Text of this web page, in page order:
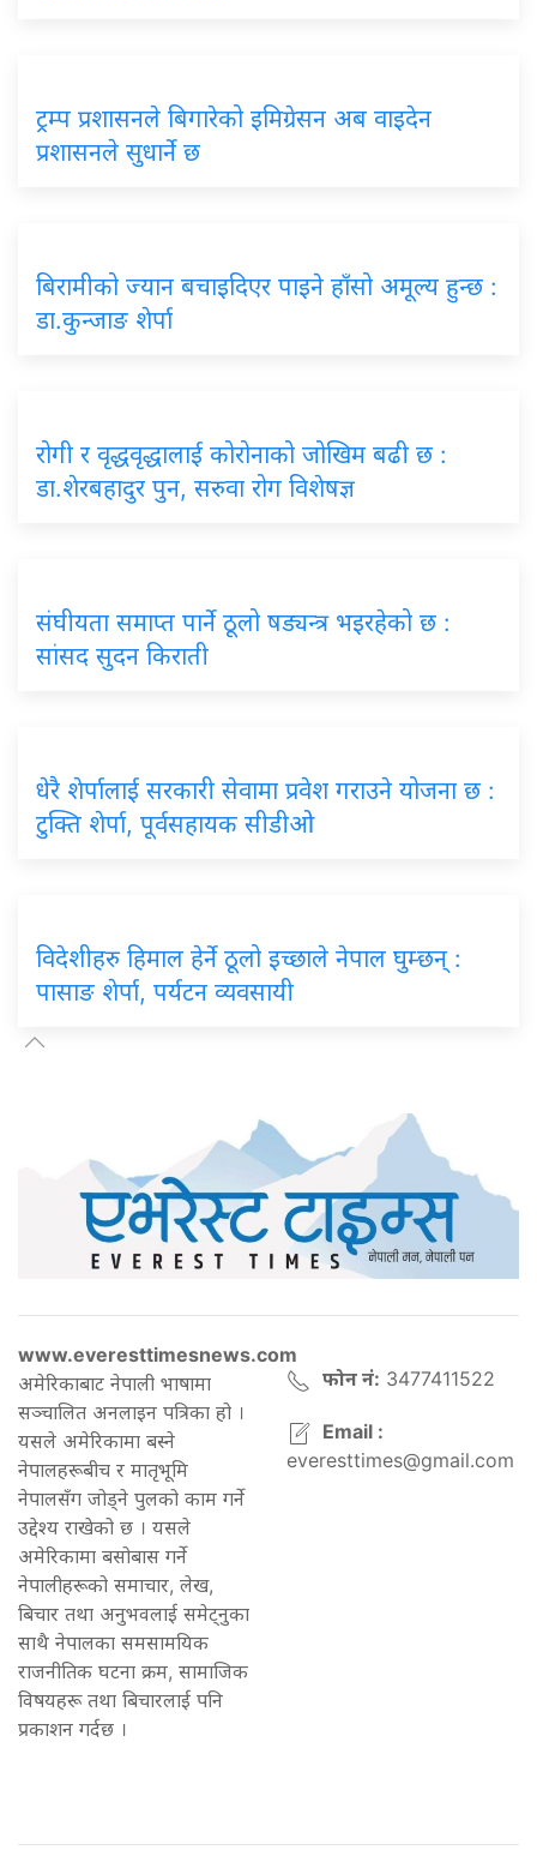
ट्रम्प प्रशासनले बिगारेको इमिग्रेसन अब वाइदेन
प्रशासनले सुधार्ने छ
बिरामीको ज्यान बचाइदिएर पाइने हाँसो अमूल्य हुन्छ :
डा.कुन्जाङ शेर्पा
रोगी र वृद्धवृद्धालाई कोरोनाको जोखिम बढी छ :
डा.शेरबहादुर पुन, सरुवा रोग विशेषज्ञ
संघीयता समाप्त पार्ने ठूलो षड्यन्त्र भइरहेको छ :
सांसद सुदन किराती
धेरै शेर्पालाई सरकारी सेवामा प्रवेश गराउने योजना छ :
टुक्ति शेर्पा, पूर्वसहायक सीडीओ
विदेशीहरु हिमाल हेर्ने ठूलो इच्छाले नेपाल घुम्छन् :
पासाङ शेर्पा, पर्यटन व्यवसायी
www.everesttimesnews.com
अमेरिकाबाट नेपाली भाषामा
सञ्चालित अनलाइन पत्रिका हो ।
यसले अमेरिकामा बस्ने
नेपालहरूबीच र मातृभूमि
नेपालसँग जोड्ने पुलको काम गर्ने
उद्देश्य राखेको छ । यसले
अमेरिकामा बसोबास गर्ने
नेपालीहरूको समाचार, लेख,
बिचार तथा अनुभवलाई समेट्नुका
साथै नेपालका समसामयिक
राजनीतिक घटना क्रम, सामाजिक
विषयहरू तथा बिचारलाई पनि
प्रकाशन गर्दछ ।
फोन नं: 3477411522
Email :
everesttimes@gmail.com